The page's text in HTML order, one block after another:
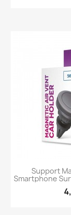
Support
Smartphone